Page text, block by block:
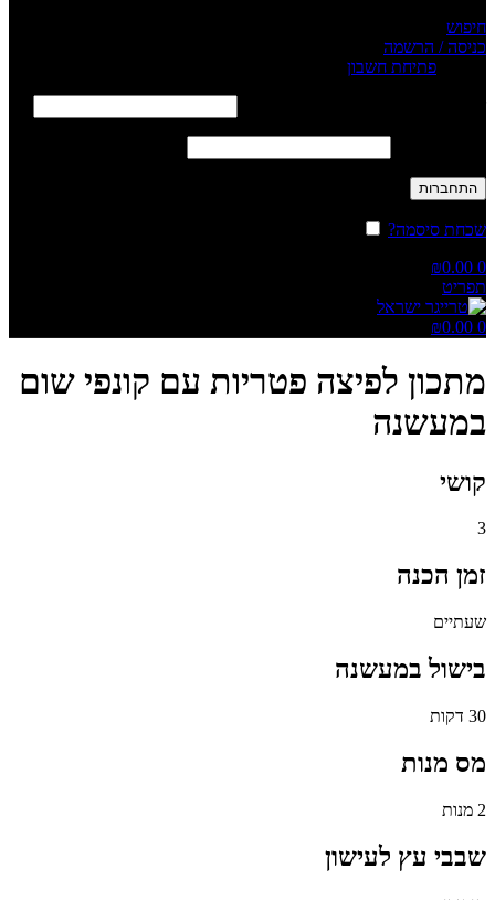
חיפוש
כניסה / הרשמה
פתיחת חשבון
התחברות
שכחת סיסמה?
0
₪0.00
תפריט
0
₪0.00
מתכון לפיצה פטריות עם קונפי שום
במעשנה
קושי
3
זמן הכנה
שעתיים
בישול במעשנה
30 דקות
מס מנות
2 מנות
שבבי עץ לעישון